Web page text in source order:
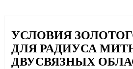
УСЛОВИЯ
ДЛЯ РАДИУСА
ДВУСВЯЗНЫХ